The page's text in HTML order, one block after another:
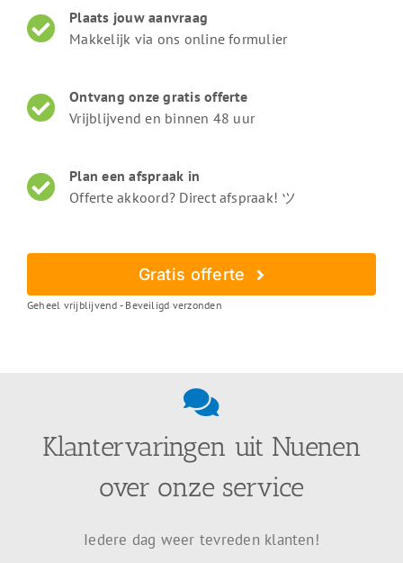
Plaats jouw aanvraag
Makkelijk via ons online formulier
Ontvang onze gratis offerte
Vrijblijvend en binnen 48 uur
Plan een afspraak in
Offerte akkoord? Direct afspraak! ツ
Gratis offerte
Geheel vrijblijvend - Beveiligd verzonden
Klantervaringen uit Nuenen
over onze service
Iedere dag weer tevreden klanten!